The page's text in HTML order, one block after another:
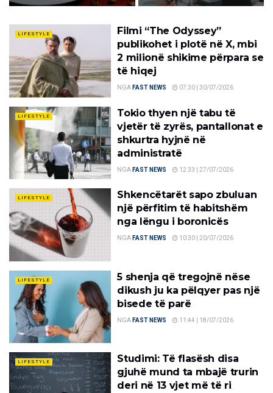
LIFESTYLE
Filmi “The Odyssey”
publikohet i plotë në X, mbi
2 milionë shikime përpara se
të hiqej
NGA FAST NEWS 07:30 | 30/07/2026
LIFESTYLE
Tokio thyen një tabu të
vjetër të zyrës, pantallonat e
shkurtra hyjnë në
administratë
NGA FAST NEWS 12:33 | 27/07/2026
LIFESTYLE
Shkencëtarët sapo zbuluan
një përfitim të habitshëm
nga lëngu i boronicës
NGA FAST NEWS 10:30 | 20/07/2026
LIFESTYLE
5 shenja që tregojnë nëse
dikush ju ka pëlqyer pas një
bisede të parë
NGA FAST NEWS 11:44 | 18/07/2026
LIFESTYLE
Studimi: Të flasësh disa
gjuhë mund ta mbajë trurin
deri në 13 vjet më të ri